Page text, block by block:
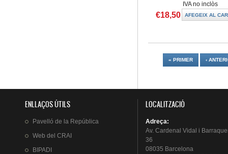
IVA no inclòs
€18,50
« PRIMER ‹
ENLLAÇOS ÚTILS
Pavelló de la República
Web del CRAI
BIPADI
LOCALITZACIÓ
Adreça:
Av. Cardenal Vidal i
36
08035 Barcelona